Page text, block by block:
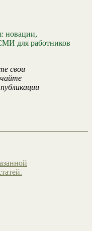
новации,
для работников
свои